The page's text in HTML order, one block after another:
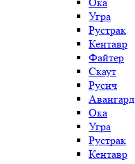
Угра
Рустрак
Кентавр
Файтер
Скаут
Русич
Авангард
Ока
Угра
Рустрак
Кентавр